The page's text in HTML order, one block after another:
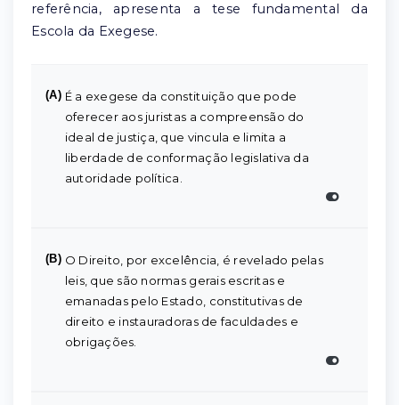
referência, apresenta a tese fundamental da
Escola da Exegese.
(A) É a exegese da constituição que pode
oferecer aos juristas a compreensão do
ideal de justiça, que vincula e limita a
liberdade de conformação legislativa da
autoridade política.
(B) O Direito, por excelência, é revelado pelas
leis, que são normas gerais escritas e
emanadas pelo Estado, constitutivas de
direito e instauradoras de faculdades e
obrigações.